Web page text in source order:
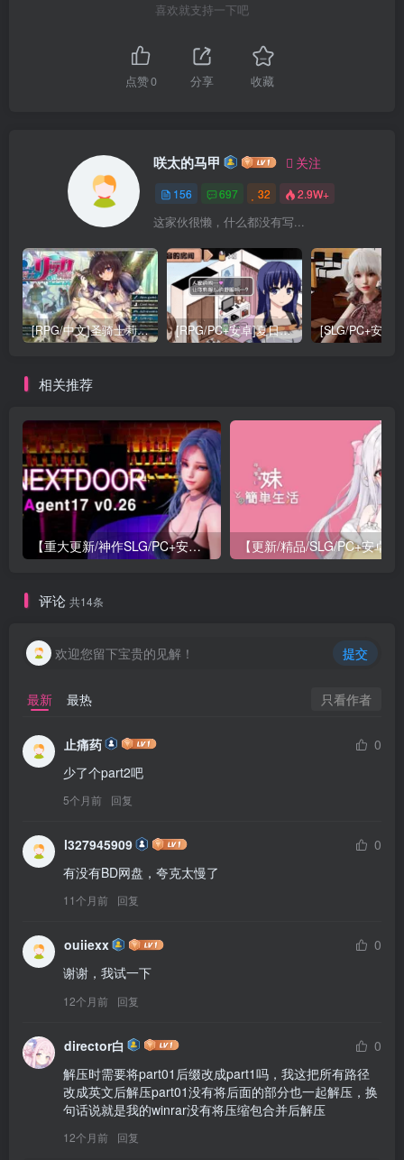
喜欢就支持一下吧
点赞0 分享 收藏
咲太的马甲 关注
156 697 32 2.9W+
这家伙很懒，什么都没有写...
[RPG/中文]圣骑士莉卡物语 白翼与银翼的姐妹V1.38[4G] [RPG/PC+安卓]夏日狂想曲：完结+2牛头人魔改版[3.5G]
相关推荐
【重大更新/神作SLG/PC+安卓/官中】特工17 Agent 17 v0.26.10 官方中文版+存档or满金币
评论 共14条
欢迎您留下宝贵的见解！ 提交
最新 最热 只看作者
止痛药
0
少了个part2吧
5个月前 回复
l327945909
0
有没有BD网盘，夸克太慢了
11个月前 回复
ouiiexx
0
谢谢，我试一下
12个月前 回复
director白
0
解压时需要将part01后缀改成part1吗，我这把所有路径
改成英文后解压part01没有将后面的部分也一起解压，换
句话说就是我的winrar没有将压缩包合并后解压
12个月前 回复